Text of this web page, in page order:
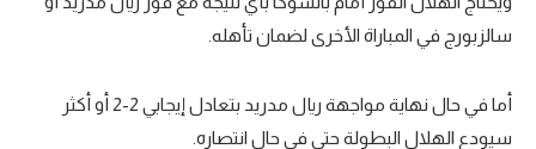
حكايات في الجول
فيديو في الجول
سالزبورج في المباراة الأخرى لضمان تأهله.
أما في حال نهاية مواجهة ريال مدريد بتعادل إيجابي 2-2 أو أكثر
سيودع الهلال البطولة حتى في حال انتصاره.